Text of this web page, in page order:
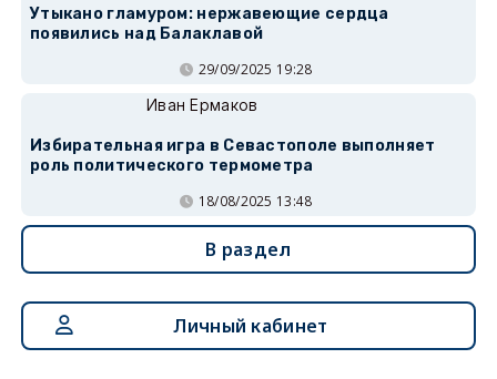
Утыкано гламуром: нержавеющие сердца
появились над Балаклавой
29/09/2025 19:28
Иван Ермаков
Избирательная игра в Севастополе выполняет
роль политического термометра
18/08/2025 13:48
В раздел
Личный кабинет